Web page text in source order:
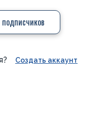
Создать аккаунт